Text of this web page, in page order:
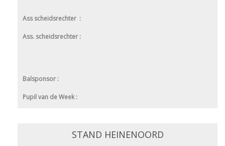
Ass scheidsrechter :
Ass. scheidsrechter :
Balsponsor :
Pupil van de Week :
STAND HEINENOORD